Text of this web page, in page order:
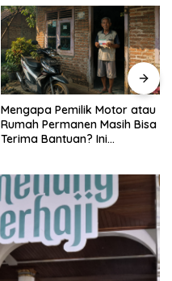
Mengapa Pemilik Motor atau
Rumah Permanen Masih Bisa
Terima Bantuan? Ini